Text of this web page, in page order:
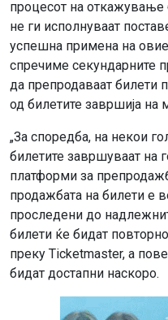
процесот на откажување
не ги исполнуваат
успешна примена на
спречиме секундарните
да препродаваат билети
од билетите завршија на
„За споредба, на некои
билетите завршуваат на
платформи за
продажбата на билети е
проследени до
билети ќе бидат
преку Ticketmaster, а
бидат достапни наскоро.